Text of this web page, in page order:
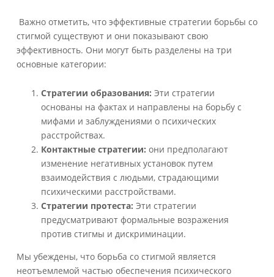
Важно отметить, что эффективные стратегии борьбы со
стигмой существуют и они показывают свою
эффективность. Они могут быть разделены на три
основные категории:
Стратегии образования: Эти стратегии
основаны на фактах и направлены на борьбу с
мифами и заблуждениями о психических
расстройствах.
Контактные стратегии: они предполагают
изменение негативных установок путем
взаимодействия с людьми, страдающими
психическими расстройствами.
Стратегии протеста: Эти стратегии
предусматривают формальные возражения
против стигмы и дискриминации.
Мы убеждены, что борьба со стигмой является
неотъемлемой частью обеспечения психического